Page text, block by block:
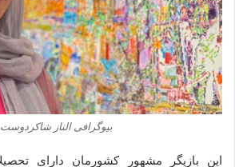
بیوگرافی الناز شاکردوست
این بازیگر مشهور کشورمان دارای